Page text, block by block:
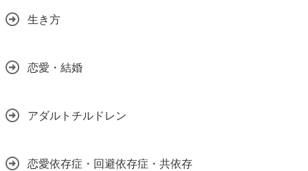
生き方
恋愛・結婚
アダルトチルドレン
恋愛依存症・回避依存症・共依存